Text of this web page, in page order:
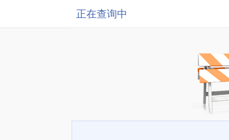
正在查询中